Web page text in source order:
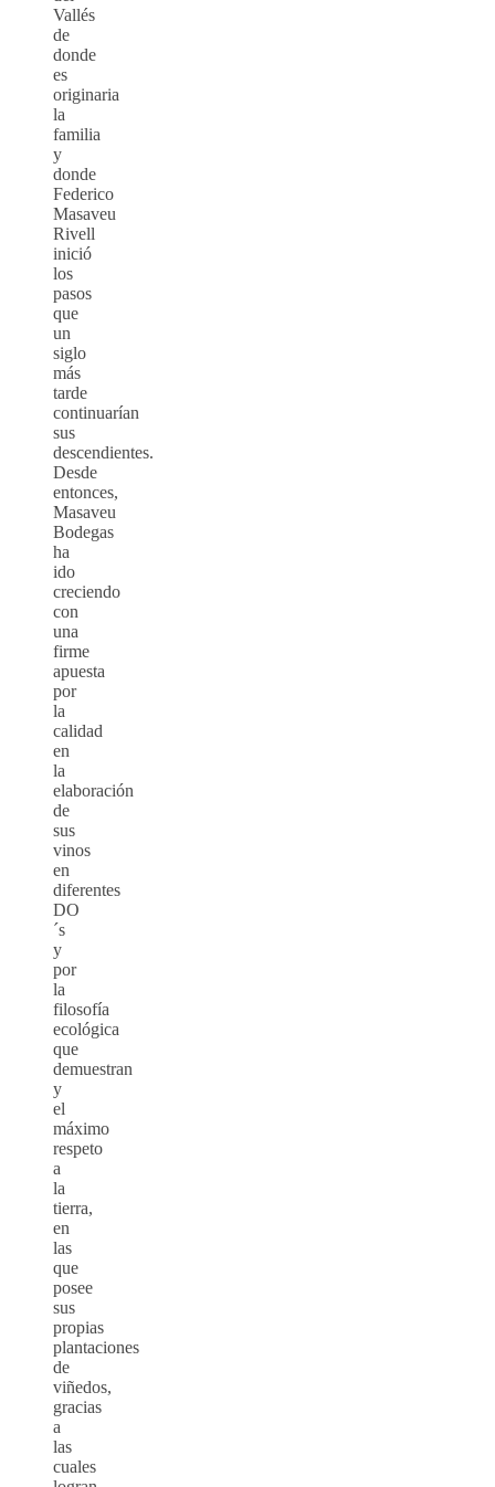
Vallés
de
donde
es
originaria
la
familia
y
donde
Federico
Masaveu
Rivell
inició
los
pasos
que
un
siglo
más
tarde
continuarían
sus
descendientes.
Desde
entonces,
Masaveu
Bodegas
ha
ido
creciendo
con
una
firme
apuesta
por
la
calidad
en
la
elaboración
de
sus
vinos
en
diferentes
DO
´s
y
por
la
filosofía
ecológica
que
demuestran
y
el
máximo
respeto
a
la
tierra,
en
las
que
posee
sus
propias
plantaciones
de
viñedos,
gracias
a
las
cuales